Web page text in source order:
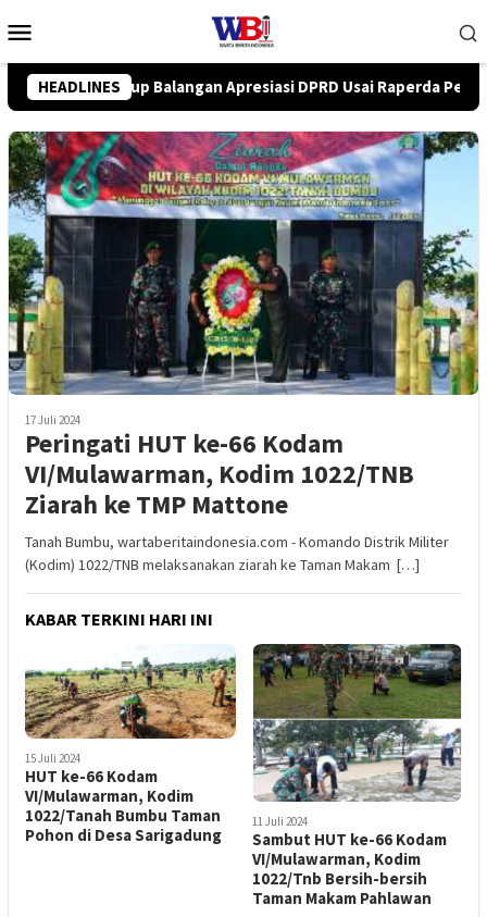
ke
Mobile
HEADLINES
Raperda Perubahan APBD 2026 Resmi Disepakati
17 Juli 2024
Peringati HUT ke-66 Kodam
VI/Mulawarman, Kodim 1022/TNB
Ziarah ke TMP Mattone
Tanah Bumbu, wartaberitaindonesia.com - Komando Distrik Militer
(Kodim) 1022/TNB melaksanakan ziarah ke Taman Makam […]
KABAR TERKINI HARI INI
15 Juli 2024
HUT ke-66 Kodam
VI/Mulawarman, Kodim
1022/Tanah Bumbu Taman
Pohon di Desa Sarigadung
11 Juli 2024
Sambut HUT ke-66 Kodam
VI/Mulawarman, Kodim
1022/Tnb Bersih-bersih
Taman Makam Pahlawan